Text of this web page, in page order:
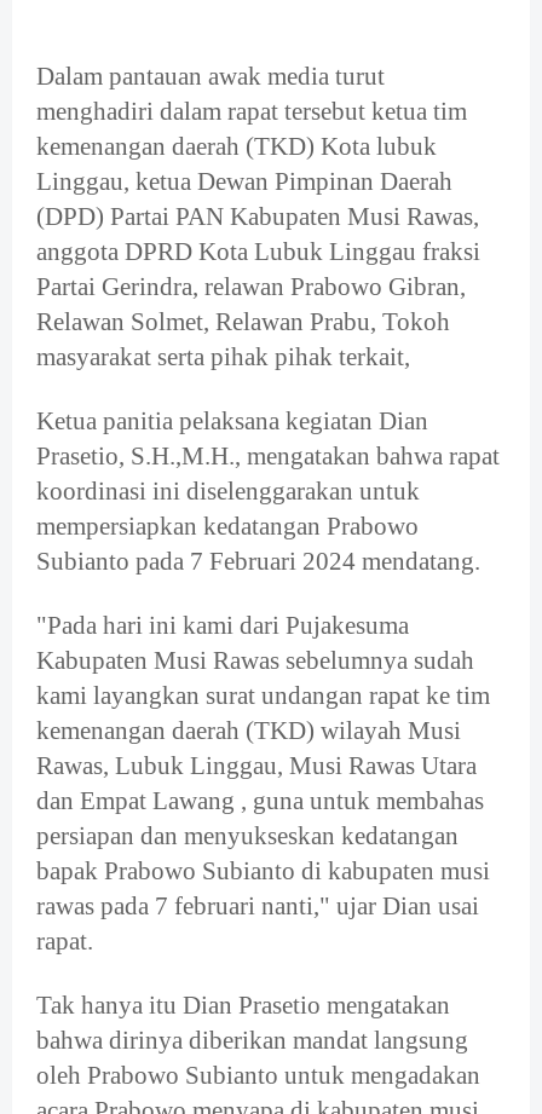
Dalam pantauan awak media turut
menghadiri dalam rapat tersebut ketua tim
kemenangan daerah (TKD) Kota lubuk
Linggau, ketua Dewan Pimpinan Daerah
(DPD) Partai PAN Kabupaten Musi Rawas,
anggota DPRD Kota Lubuk Linggau fraksi
Partai Gerindra, relawan Prabowo Gibran,
Relawan Solmet, Relawan Prabu, Tokoh
masyarakat serta pihak pihak terkait,
Ketua panitia pelaksana kegiatan Dian
Prasetio, S.H.,M.H., mengatakan bahwa rapat
koordinasi ini diselenggarakan untuk
mempersiapkan kedatangan Prabowo
Subianto pada 7 Februari 2024 mendatang.
"Pada hari ini kami dari Pujakesuma
Kabupaten Musi Rawas sebelumnya sudah
kami layangkan surat undangan rapat ke tim
kemenangan daerah (TKD) wilayah Musi
Rawas, Lubuk Linggau, Musi Rawas Utara
dan Empat Lawang , guna untuk membahas
persiapan dan menyukseskan kedatangan
bapak Prabowo Subianto di kabupaten musi
rawas pada 7 februari nanti," ujar Dian usai
rapat.
Tak hanya itu Dian Prasetio mengatakan
bahwa dirinya diberikan mandat langsung
oleh Prabowo Subianto untuk mengadakan